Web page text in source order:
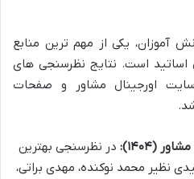
آموزان، یکی از مهم ترین منابع
اساتید است. نتایج نظرسنجی های
اورجینال مشاور و صفحات
(۱۴۰۴):
در نظرسنجی بهترین
نظیر محمد نوکنده، مهدی براتی،